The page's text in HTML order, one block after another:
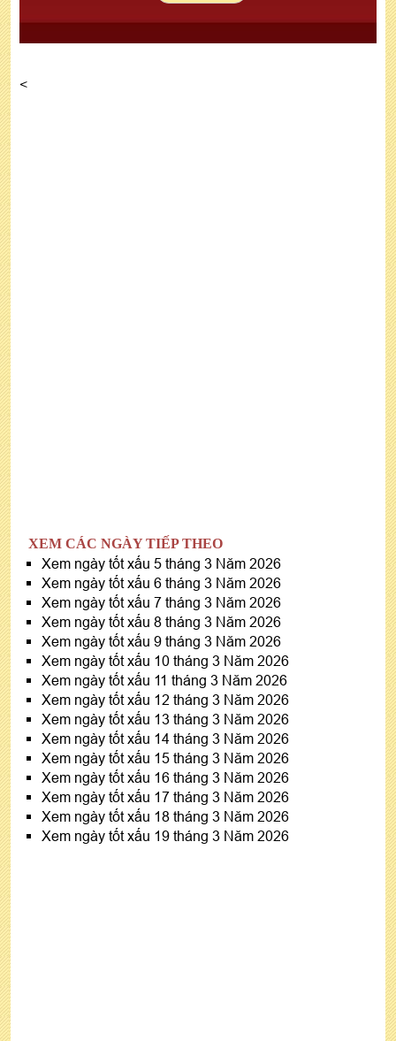
<
XEM CÁC NGÀY TIẾP THEO
Xem ngày tốt xấu 5 tháng 3 Năm 2026
Xem ngày tốt xấu 6 tháng 3 Năm 2026
Xem ngày tốt xấu 7 tháng 3 Năm 2026
Xem ngày tốt xấu 8 tháng 3 Năm 2026
Xem ngày tốt xấu 9 tháng 3 Năm 2026
Xem ngày tốt xấu 10 tháng 3 Năm 2026
Xem ngày tốt xấu 11 tháng 3 Năm 2026
Xem ngày tốt xấu 12 tháng 3 Năm 2026
Xem ngày tốt xấu 13 tháng 3 Năm 2026
Xem ngày tốt xấu 14 tháng 3 Năm 2026
Xem ngày tốt xấu 15 tháng 3 Năm 2026
Xem ngày tốt xấu 16 tháng 3 Năm 2026
Xem ngày tốt xấu 17 tháng 3 Năm 2026
Xem ngày tốt xấu 18 tháng 3 Năm 2026
Xem ngày tốt xấu 19 tháng 3 Năm 2026